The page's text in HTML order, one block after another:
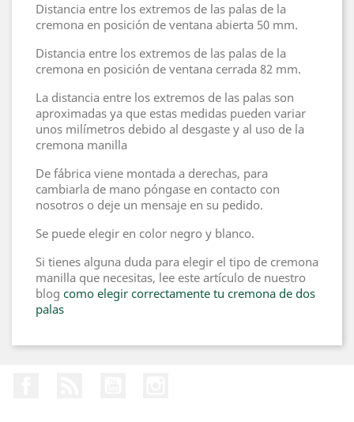
Distancia entre los extremos de las palas de la
cremona en posición de ventana abierta 50 mm.
Distancia entre los extremos de las palas de la
cremona en posición de ventana cerrada 82 mm.
La distancia entre los extremos de las palas son
aproximadas ya que estas medidas pueden variar
unos milímetros debido al desgaste y al uso de la
cremona manilla
De fábrica viene montada a derechas, para
cambiarla de mano póngase en contacto con
nosotros o deje un mensaje en su pedido.
Se puede elegir en color negro y blanco.
Si tienes alguna duda para elegir el tipo de cremona
manilla que necesitas, lee este artículo de nuestro
blog como elegir correctamente tu cremona de dos
palas